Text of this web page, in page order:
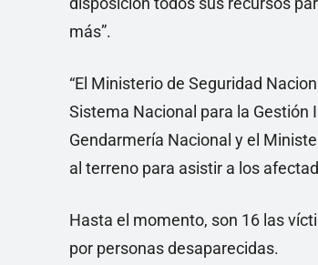
más”.
“El Ministerio de Seguridad
Sistema Nacional para la Gestión
Gendarmería Nacional y el
al terreno para asistir a los
Hasta el momento, son 16 las
por personas desaparecidas.